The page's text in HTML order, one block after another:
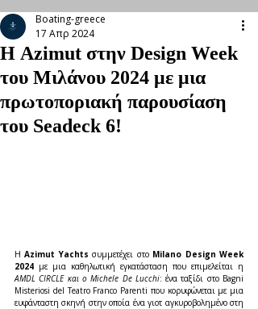
Η Azimut στην Design Week
του Μιλάνου 2024 με μια
πρωτοποριακή παρουσίαση
του Seadeck 6!
Boating-greece
17 Απρ 2024
Η Azimut Yachts συμμετέχει στο Milano Design Week
2024 με μια καθηλωτική εγκατάσταση που επιμελείται η
AMDL CIRCLE και ο Michele De Lucchi: ένα ταξίδι στο Bagni
Misteriosi del Teatro Franco Parenti που κορυφώνεται με μια
ευφάνταστη σκηνή στην οποία ένα γιοτ αγκυροβολημένο στη